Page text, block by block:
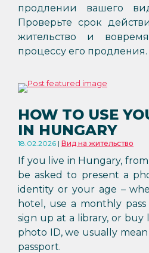
продлении вашего
Проверьте срок
жительство и
процессу его продления.
HOW TO USE
IN HUNGARY
18.02.2026 Вид на жительство
If you live in Hungary,
be asked to present a
identity or your age –
hotel, use a monthly
sign up at a library, or buy
photo ID, we usually
passport.